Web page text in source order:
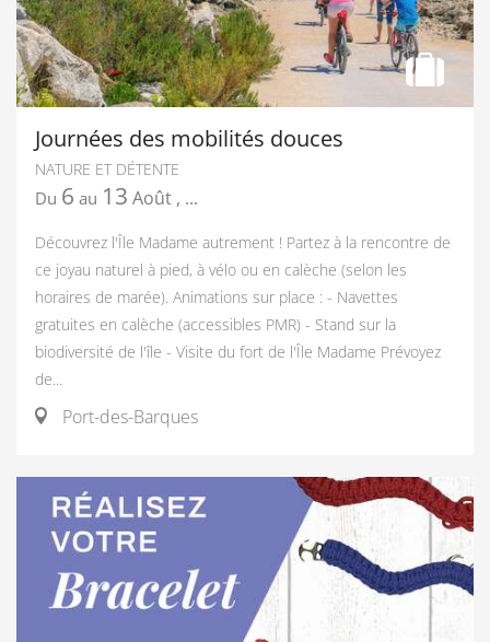
Journées des mobilités douces
NATURE ET DÉTENTE
Du 6 au 13 Août , ...
Découvrez l'Île Madame autrement ! Partez à la rencontre de
ce joyau naturel à pied, à vélo ou en calèche (selon les
horaires de marée). Animations sur place : - Navettes
gratuites en calèche (accessibles PMR) - Stand sur la
biodiversité de l'île - Visite du fort de l'Île Madame Prévoyez
de...
Port-des-Barques